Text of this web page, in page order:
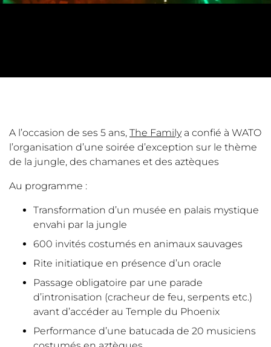
A l’occasion de ses 5 ans, The Familya confié à WATO
l’organisation d’une soirée d’exception sur le thème
de la jungle, des chamanes et des aztèques
Au programme :
Transformation d’un musée en palais mystique
envahi par la jungle
600 invités costumés en animaux sauvages
Rite initiatique en présence d’un oracle
Passage obligatoire par une parade
d’intronisation (cracheur de feu, serpents etc.)
avant d’accéder au Temple du Phoenix
Performance d’une batucada de 20 musiciens